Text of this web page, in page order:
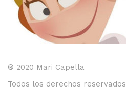
® 2020 Mari Capella
Todos los derechos reservados